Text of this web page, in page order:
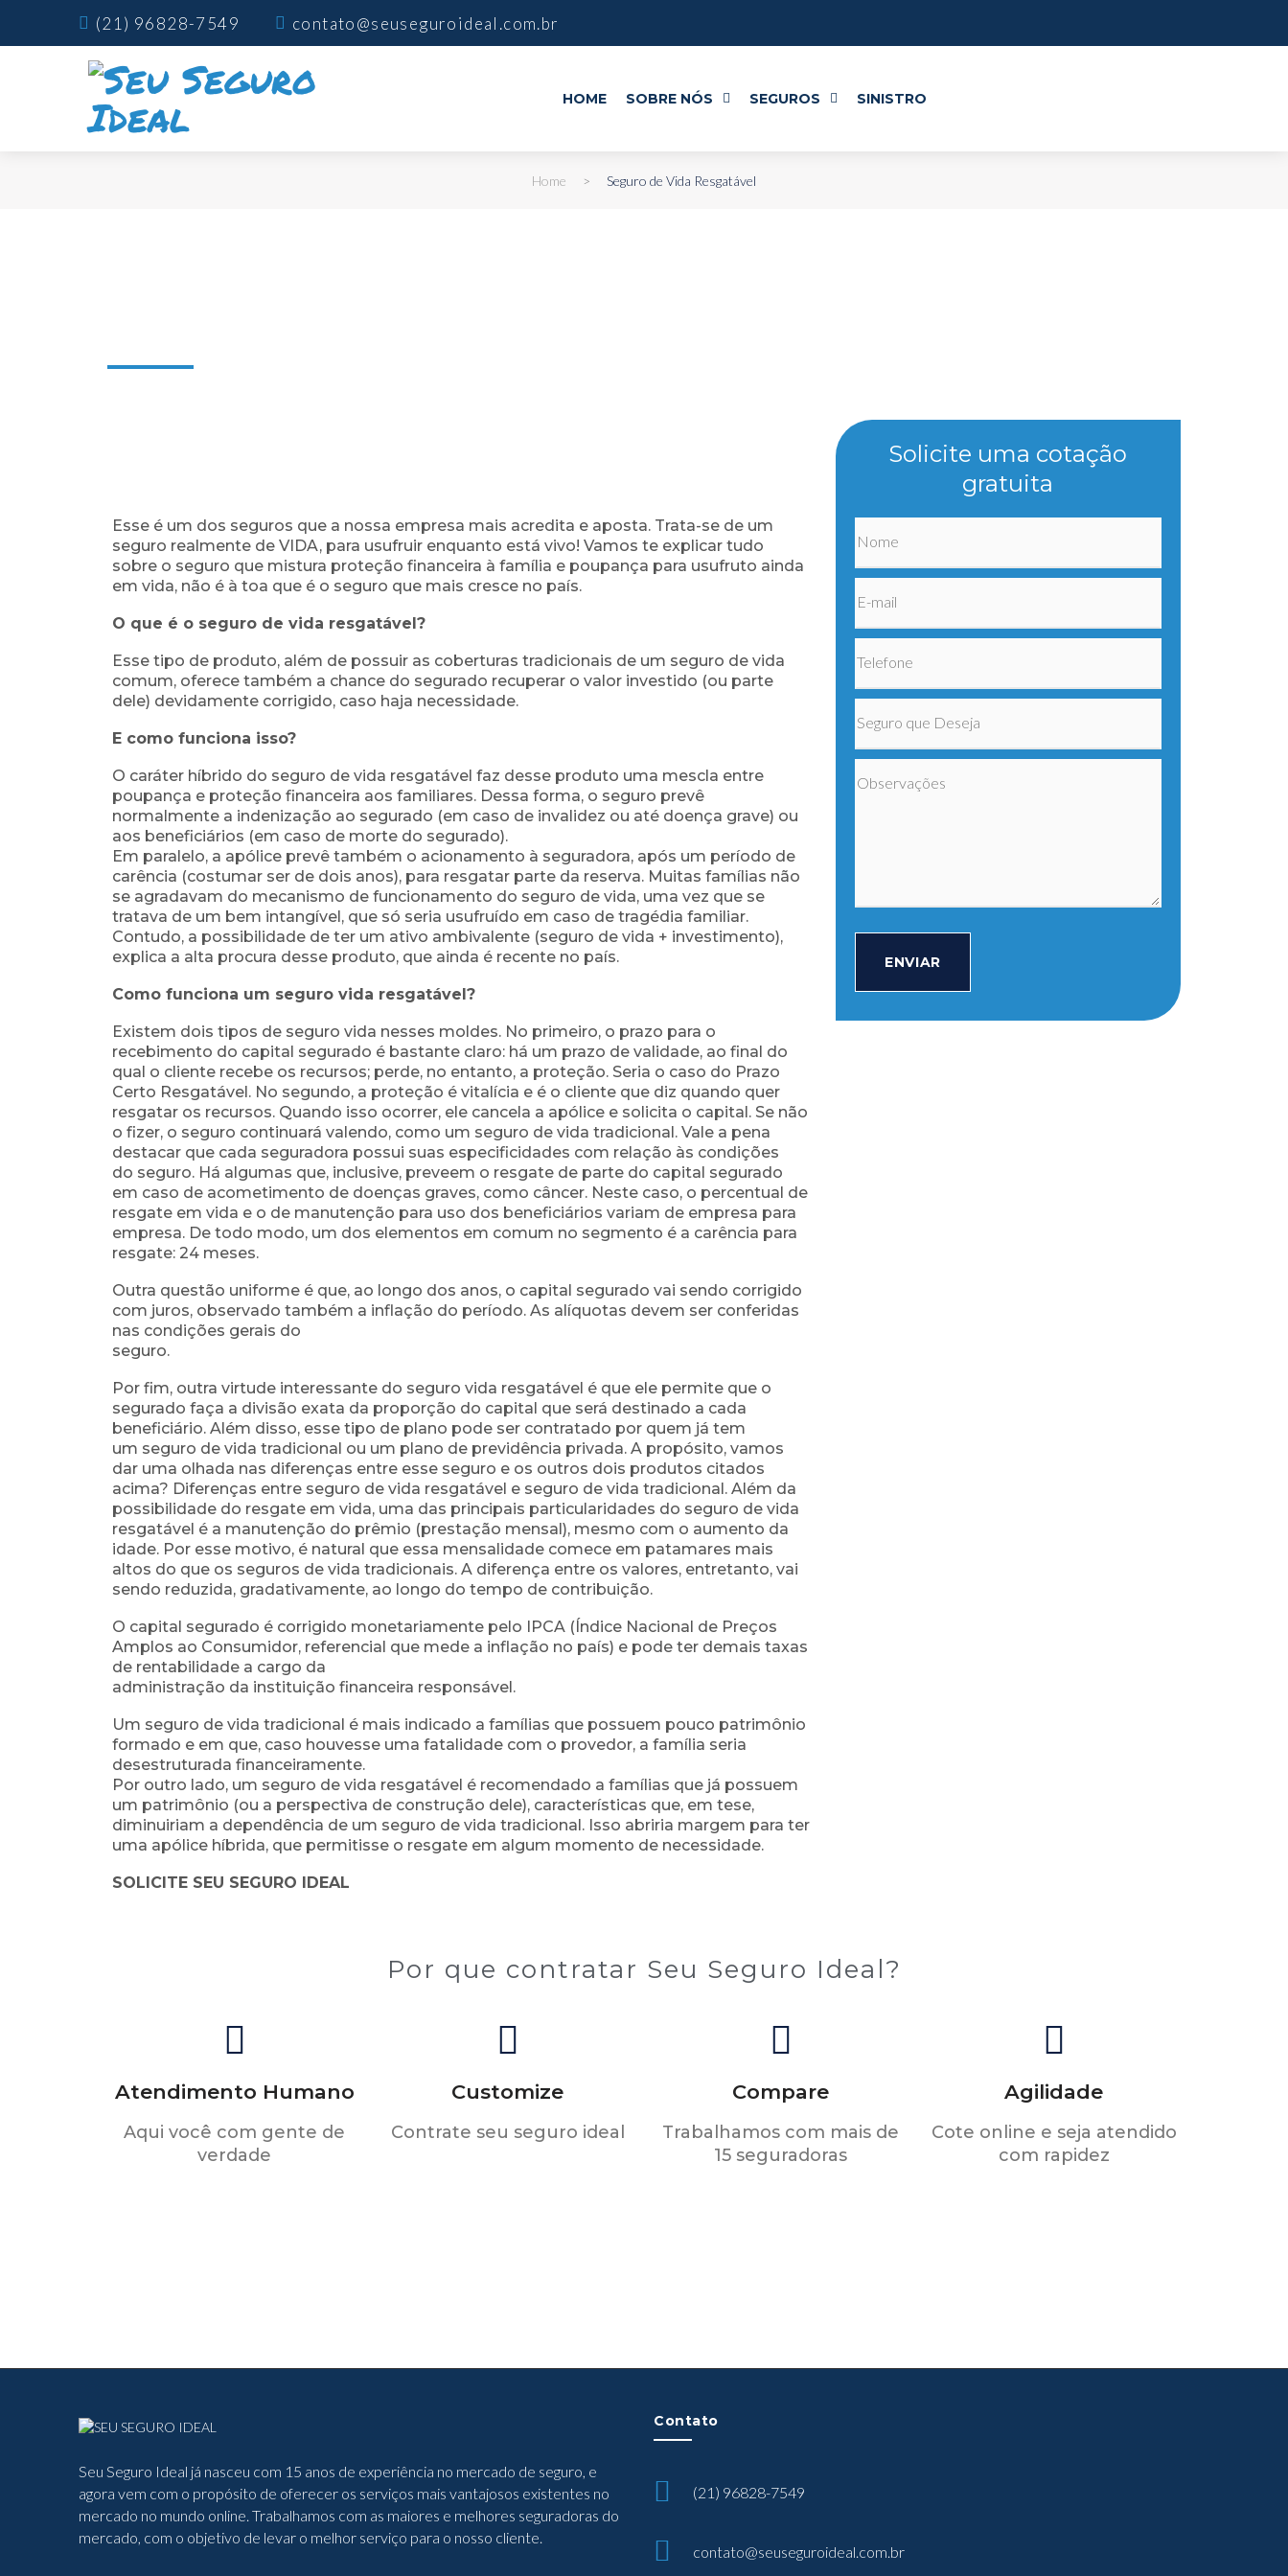
(21) 96828-7549 contato@seuseguroideal.com.br
HOME SOBRE NÓS SEGUROS SINISTRO
Home > Seguro de Vida Resgatável
Esse é um dos seguros que a nossa empresa mais acredita e aposta. Trata-se de um
seguro realmente de VIDA, para usufruir enquanto está vivo! Vamos te explicar tudo
sobre o seguro que mistura proteção financeira à família e poupança para usufruto ainda
em vida, não é à toa que é o seguro que mais cresce no país.
O que é o seguro de vida resgatável?
Esse tipo de produto, além de possuir as coberturas tradicionais de um seguro de vida
comum, oferece também a chance do segurado recuperar o valor investido (ou parte
dele) devidamente corrigido, caso haja necessidade.
E como funciona isso?
O caráter híbrido do seguro de vida resgatável faz desse produto uma mescla entre
poupança e proteção financeira aos familiares. Dessa forma, o seguro prevê
normalmente a indenização ao segurado (em caso de invalidez ou até doença grave) ou
aos beneficiários (em caso de morte do segurado).
Em paralelo, a apólice prevê também o acionamento à seguradora, após um período de
carência (costumar ser de dois anos), para resgatar parte da reserva. Muitas famílias não
se agradavam do mecanismo de funcionamento do seguro de vida, uma vez que se
tratava de um bem intangível, que só seria usufruído em caso de tragédia familiar.
Contudo, a possibilidade de ter um ativo ambivalente (seguro de vida + investimento),
explica a alta procura desse produto, que ainda é recente no país.
Como funciona um seguro vida resgatável?
Existem dois tipos de seguro vida nesses moldes. No primeiro, o prazo para o
recebimento do capital segurado é bastante claro: há um prazo de validade, ao final do
qual o cliente recebe os recursos; perde, no entanto, a proteção. Seria o caso do Prazo
Certo Resgatável. No segundo, a proteção é vitalícia e é o cliente que diz quando quer
resgatar os recursos. Quando isso ocorrer, ele cancela a apólice e solicita o capital. Se não
o fizer, o seguro continuará valendo, como um seguro de vida tradicional. Vale a pena
destacar que cada seguradora possui suas especificidades com relação às condições
do seguro. Há algumas que, inclusive, preveem o resgate de parte do capital segurado
em caso de acometimento de doenças graves, como câncer. Neste caso, o percentual de
resgate em vida e o de manutenção para uso dos beneficiários variam de empresa para
empresa. De todo modo, um dos elementos em comum no segmento é a carência para
resgate: 24 meses.
Outra questão uniforme é que, ao longo dos anos, o capital segurado vai sendo corrigido
com juros, observado também a inflação do período. As alíquotas devem ser conferidas
nas condições gerais do
seguro.
Por fim, outra virtude interessante do seguro vida resgatável é que ele permite que o
segurado faça a divisão exata da proporção do capital que será destinado a cada
beneficiário. Além disso, esse tipo de plano pode ser contratado por quem já tem
um seguro de vida tradicional ou um plano de previdência privada. A propósito, vamos
dar uma olhada nas diferenças entre esse seguro e os outros dois produtos citados
acima? Diferenças entre seguro de vida resgatável e seguro de vida tradicional. Além da
possibilidade do resgate em vida, uma das principais particularidades do seguro de vida
resgatável é a manutenção do prêmio (prestação mensal), mesmo com o aumento da
idade. Por esse motivo, é natural que essa mensalidade comece em patamares mais
altos do que os seguros de vida tradicionais. A diferença entre os valores, entretanto, vai
sendo reduzida, gradativamente, ao longo do tempo de contribuição.
O capital segurado é corrigido monetariamente pelo IPCA (Índice Nacional de Preços
Amplos ao Consumidor, referencial que mede a inflação no país) e pode ter demais taxas
de rentabilidade a cargo da
administração da instituição financeira responsável.
Um seguro de vida tradicional é mais indicado a famílias que possuem pouco patrimônio
formado e em que, caso houvesse uma fatalidade com o provedor, a família seria
desestruturada financeiramente.
Por outro lado, um seguro de vida resgatável é recomendado a famílias que já possuem
um patrimônio (ou a perspectiva de construção dele), características que, em tese,
diminuiriam a dependência de um seguro de vida tradicional. Isso abriria margem para ter
uma apólice híbrida, que permitisse o resgate em algum momento de necessidade.
SOLICITE SEU SEGURO IDEAL
Solicite uma cotação
gratuita
Por que contratar Seu Seguro Ideal?
Atendimento Humano
Aqui você com gente de
verdade
Customize
Contrate seu seguro ideal
Compare
Trabalhamos com mais de
15 seguradoras
Agilidade
Cote online e seja atendido
com rapidez
Seu Seguro Ideal já nasceu com 15 anos de experiência no mercado de seguro, e
agora vem com o propósito de oferecer os serviços mais vantajosos existentes no
mercado no mundo online. Trabalhamos com as maiores e melhores seguradoras do
mercado, com o objetivo de levar o melhor serviço para o nosso cliente.
Contato
(21) 96828-7549
contato@seuseguroideal.com.br